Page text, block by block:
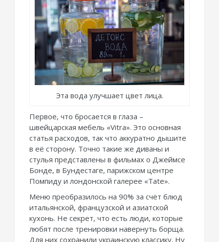
Эта вода улучшает цвет лица.
Первое, что бросается в глаза –
швейцарская мебель «Vitra». Это основная
статья расходов, так что аккуратно дышите
в её сторону. Точно такие же диваны и
стулья представлены в фильмах о Джеймсе
Бонде, в Бундестаге, парижском центре
Помпиду и лондонской галерее «Tate».
Меню преобразилось на 90% за счёт блюд
итальянской, французской и азиатской
кухонь. Не секрет, что есть люди, которые
любят после тренировки навернуть борща.
Для них сохранили украинскую классику. Ну